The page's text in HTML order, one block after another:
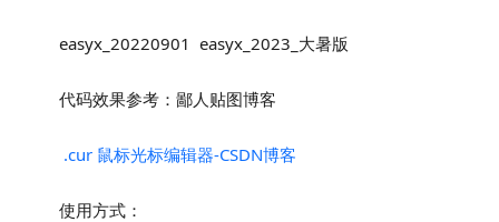
easyx_20220901 easyx_2023_大暑版
代码效果参考：鄙人贴图博客
.cur 鼠标光标编辑器-CSDN博客
使用方式：